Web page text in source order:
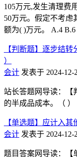
105万元,发生清理费
50万元。假定不考虑
额为( )万元。 A.4 B.6
【判断题】逐步结
）
会计 发表于 2024-12-
站长答题网导读：【
的半成品成本。（
【单选题】应计入其
会计 发表于 2024-12-
题目答案网导读：【